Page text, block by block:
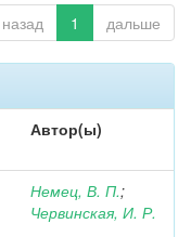
назад 1 дальше
Автор(ы)
Немец, В. П.;
Червинская, И. Р.